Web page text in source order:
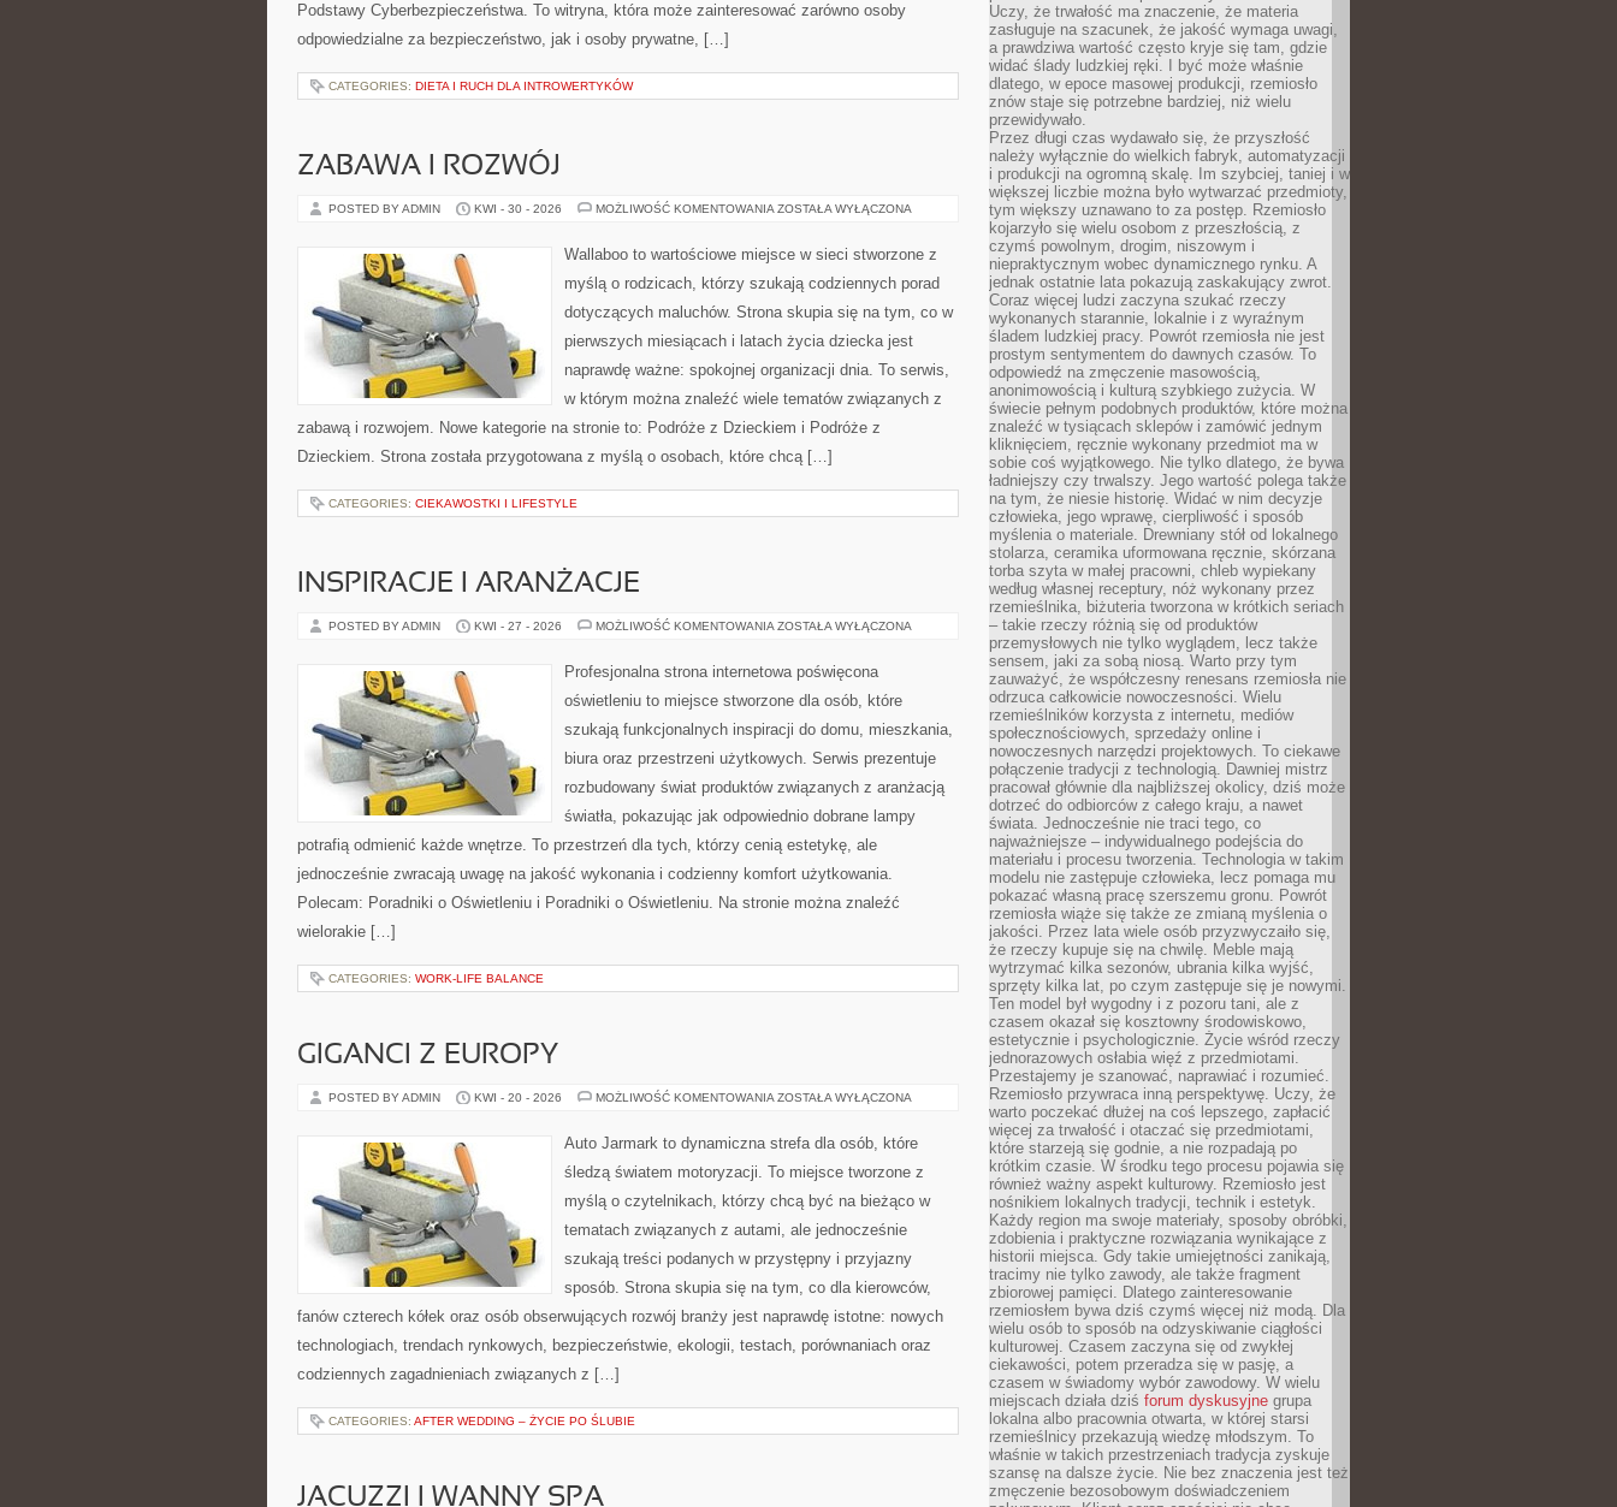
Podstawy Cyberbezpieczeństwa. To witryna, która może zainteresować zarówno osoby
odpowiedzialne za bezpieczeństwo, jak i osoby prywatne, […]
CATEGORIES: DIETA I RUCH DLA INTROWERTYKÓW
ZABAWA I ROZWÓJ
POSTED BY ADMIN KWI - 30 - 2026 MOŻLIWOŚĆ KOMENTOWANIA ZABAWA
ZOSTAŁA WYŁĄCZONA
Wallaboo to wartościowe miejsce w sieci stworzone z
myślą o rodzicach, którzy szukają codziennych porad
dotyczących maluchów. Strona skupia się na tym, co w
pierwszych miesiącach i latach życia dziecka jest
naprawdę ważne: spokojnej organizacji dnia. To serwis,
w którym można znaleźć wiele tematów związanych z
zabawą i rozwojem. Nowe kategorie na stronie to: Podróże z Dzieckiem i Podróże z
Dzieckiem. Strona została przygotowana z myślą o osobach, które chcą […]
CATEGORIES: CIEKAWOSTKI I LIFESTYLE
INSPIRACJE I ARANŻACJE
POSTED BY ADMIN KWI - 27 - 2026 MOŻLIWOŚĆ KOMENTOWANIA INSPIRACJE
ZOSTAŁA WYŁĄCZONA
Profesjonalna strona internetowa poświęcona
oświetleniu to miejsce stworzone dla osób, które
szukają funkcjonalnych inspiracji do domu, mieszkania,
biura oraz przestrzeni użytkowych. Serwis prezentuje
rozbudowany świat produktów związanych z aranżacją
światła, pokazując jak odpowiednio dobrane lampy
potrafią odmienić każde wnętrze. To przestrzeń dla tych, którzy cenią estetykę, ale
jednocześnie zwracają uwagę na jakość wykonania i codzienny komfort użytkowania.
Polecam: Poradniki o Oświetleniu i Poradniki o Oświetleniu. Na stronie można znaleźć
wielorakie […]
CATEGORIES: WORK-LIFE BALANCE
GIGANCI Z EUROPY
POSTED BY ADMIN KWI - 20 - 2026 MOŻLIWOŚĆ KOMENTOWANIA GIGANCI
ZOSTAŁA WYŁĄCZONA
Auto Jarmark to dynamiczna strefa dla osób, które
śledzą światem motoryzacji. To miejsce tworzone z
myślą o czytelnikach, którzy chcą być na bieżąco w
tematach związanych z autami, ale jednocześnie
szukają treści podanych w przystępny i przyjazny
sposób. Strona skupia się na tym, co dla kierowców,
fanów czterech kółek oraz osób obserwujących rozwój branży jest naprawdę istotne: nowych
technologiach, trendach rynkowych, bezpieczeństwie, ekologii, testach, porównaniach oraz
codziennych zagadnieniach związanych z […]
CATEGORIES: AFTER WEDDING – ŻYCIE PO ŚLUBIE
JACUZZI I WANNY SPA
Uczy, że trwałość ma znaczenie, że materia
zasługuje na szacunek, że jakość wymaga uwagi,
a prawdziwa wartość często kryje się tam, gdzie
widać ślady ludzkiej ręki. I być może właśnie
dlatego, w epoce masowej produkcji, rzemiosło
znów staje się potrzebne bardziej, niż wielu
przewidywało.
Przez długi czas wydawało się, że przyszłość
należy wyłącznie do wielkich fabryk, automatyzacji
i produkcji na ogromną skalę. Im szybciej, taniej i w
większej liczbie można było wytwarzać przedmioty,
tym większy uznawano to za postęp. Rzemiosło
kojarzyło się wielu osobom z przeszłością, z
czymś powolnym, drogim, niszowym i
niepraktycznym wobec dynamicznego rynku. A
jednak ostatnie lata pokazują zaskakujący zwrot.
Coraz więcej ludzi zaczyna szukać rzeczy
wykonanych starannie, lokalnie i z wyraźnym
śladem ludzkiej pracy. Powrót rzemiosła nie jest
prostym sentymentem do dawnych czasów. To
odpowiedź na zmęczenie masowością,
anonimowością i kulturą szybkiego zużycia. W
świecie pełnym podobnych produktów, które można
znaleźć w tysiącach sklepów i zamówić jednym
kliknięciem, ręcznie wykonany przedmiot ma w
sobie coś wyjątkowego. Nie tylko dlatego, że bywa
ładniejszy czy trwalszy. Jego wartość polega także
na tym, że niesie historię. Widać w nim decyzje
człowieka, jego wprawę, cierpliwość i sposób
myślenia o materiale. Drewniany stół od lokalnego
stolarza, ceramika uformowana ręcznie, skórzana
torba szyta w małej pracowni, chleb wypiekany
według własnej receptury, nóż wykonany przez
rzemieślnika, biżuteria tworzona w krótkich seriach
– takie rzeczy różnią się od produktów
przemysłowych nie tylko wyglądem, lecz także
sensem, jaki za sobą niosą. Warto przy tym
zauważyć, że współczesny renesans rzemiosła nie
odrzuca całkowicie nowoczesności. Wielu
rzemieślników korzysta z internetu, mediów
społecznościowych, sprzedaży online i
nowoczesnych narzędzi projektowych. To ciekawe
połączenie tradycji z technologią. Dawniej mistrz
pracował głównie dla najbliższej okolicy, dziś może
dotrzeć do odbiorców z całego kraju, a nawet
świata. Jednocześnie nie traci tego, co
najważniejsze – indywidualnego podejścia do
materiału i procesu tworzenia. Technologia w takim
modelu nie zastępuje człowieka, lecz pomaga mu
pokazać własną pracę szerszemu gronu. Powrót
rzemiosła wiąże się także ze zmianą myślenia o
jakości. Przez lata wiele osób przyzwyczaiło się,
że rzeczy kupuje się na chwilę. Meble mają
wytrzymać kilka sezonów, ubrania kilka wyjść,
sprzęty kilka lat, po czym zastępuje się je nowymi.
Ten model był wygodny i z pozoru tani, ale z
czasem okazał się kosztowny środowiskowo,
estetycznie i psychologicznie. Życie wśród rzeczy
jednorazowych osłabia więź z przedmiotami.
Przestajemy je szanować, naprawiać i rozumieć.
Rzemiosło przywraca inną perspektywę. Uczy, że
warto poczekać dłużej na coś lepszego, zapłacić
więcej za trwałość i otaczać się przedmiotami,
które starzeją się godnie, a nie rozpadają po
krótkim czasie. W środku tego procesu pojawia się
również ważny aspekt kulturowy. Rzemiosło jest
nośnikiem lokalnych tradycji, technik i estetyk.
Każdy region ma swoje materiały, sposoby obróbki,
zdobienia i praktyczne rozwiązania wynikające z
historii miejsca. Gdy takie umiejętności zanikają,
tracimy nie tylko zawody, ale także fragment
zbiorowej pamięci. Dlatego zainteresowanie
rzemiosłem bywa dziś czymś więcej niż modą. Dla
wielu osób to sposób na odzyskiwanie ciągłości
kulturowej. Czasem zaczyna się od zwykłej
ciekawości, potem przeradza się w pasję, a
czasem w świadomy wybór zawodowy. W wielu
miejscach działa dziś forum dyskusyjne grupa
lokalna albo pracownia otwarta, w której starsi
rzemieślnicy przekazują wiedzę młodszym. To
właśnie w takich przestrzeniach tradycja zyskuje
szansę na dalsze życie. Nie bez znaczenia jest też
zmęczenie bezosobowym doświadczeniem